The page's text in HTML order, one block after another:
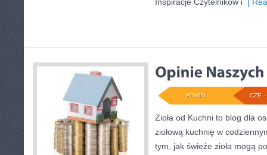
CZE -
ADMIN
Zioła od Kuchni to blog dla
ziołową kuchnię w
tym, jak świeże zioła mogą